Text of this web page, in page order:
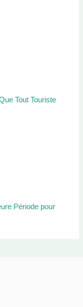
Tout Touriste
Période pour